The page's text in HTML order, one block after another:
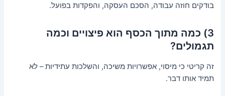
בודקים חוזה עבודה, הסכם העסקה, והפקדות בפועל.
3) כמה מתוך הכסף הוא פיצויים וכמה
תגמולים?
זה קריטי כי מיסוי, אפשרויות משיכה, והשלכות עתידיות – לא
תמיד אותו דבר.